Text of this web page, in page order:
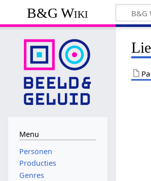
B&G Wiki
Menu
Personen
Producties
Genres